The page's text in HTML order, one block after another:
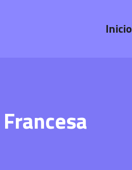
Inicio